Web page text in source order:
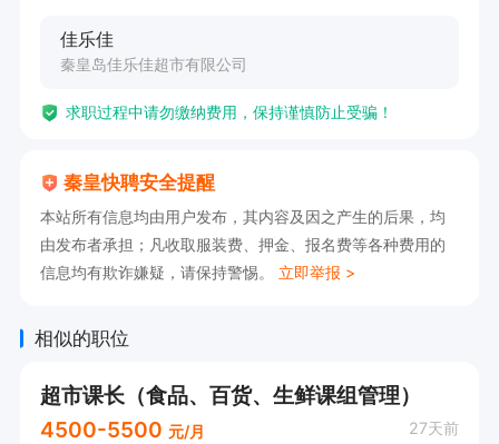
班，装修结束后上正常白班每个班次7小时，超市
佳乐佳
秦皇岛佳乐佳超市有限公司
求职过程中请勿缴纳费用，保持谨慎防止受骗！
秦皇快聘安全提醒
本站所有信息均由用户发布，其内容及因之产生的后果，均
由发布者承担；凡收取服装费、押金、报名费等各种费用的
信息均有欺诈嫌疑，请保持警惕。 立即举报 >
相似的职位
超市课长（食品、百货、生鲜课组管理）
4500-5500 元/月 27天前